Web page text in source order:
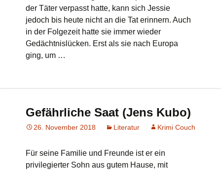
der Täter verpasst hatte, kann sich Jessie
jedoch bis heute nicht an die Tat erinnern. Auch
in der Folgezeit hatte sie immer wieder
Gedächtnislücken. Erst als sie nach Europa
ging, um …
Gefährliche Saat (Jens Kubo)
26. November 2018 Literatur Krimi Couch
Für seine Familie und Freunde ist er ein
privilegierter Sohn aus gutem Hause, mit